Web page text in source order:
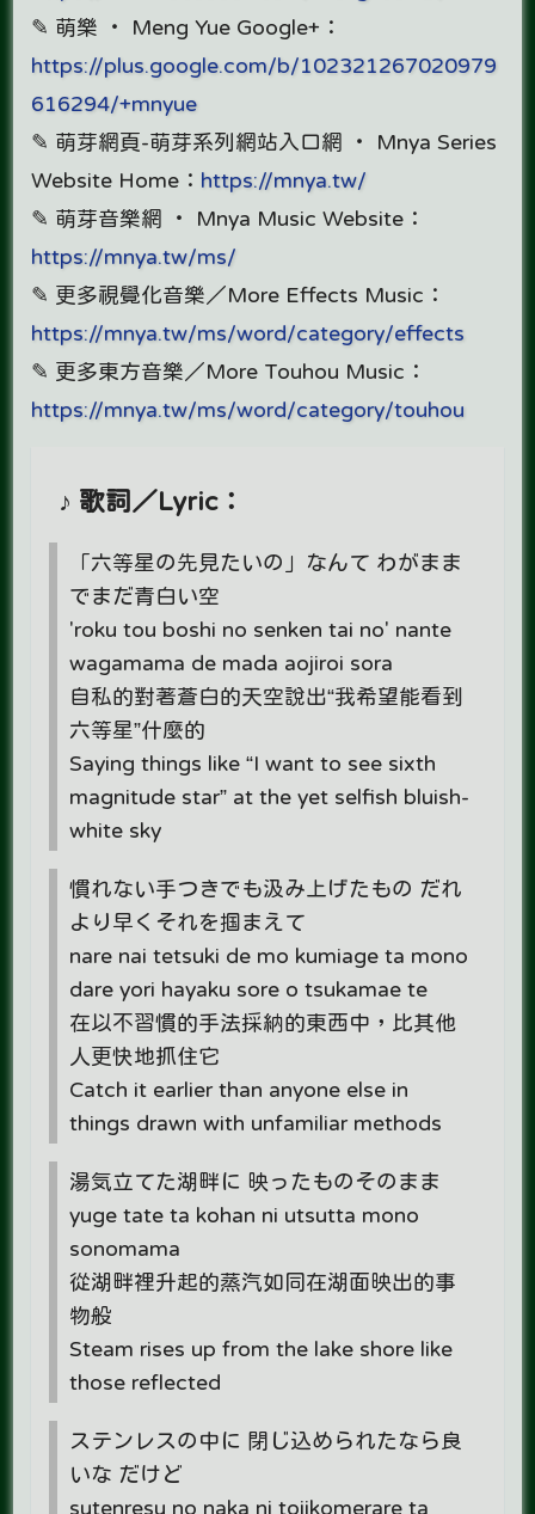
✎ 萌樂 ‧ Meng Yue Google+：
https://plus.google.com/b/102321267020979
616294/+mnyue
✎ 萌芽網頁-萌芽系列網站入口網 ‧ Mnya Series
Website Home： https://mnya.tw/
✎ 萌芽音樂網 ‧ Mnya Music Website：
https://mnya.tw/ms/
✎ 更多視覺化音樂／More Effects Music：
https://mnya.tw/ms/word/category/effects
✎ 更多東方音樂／More Touhou Music：
https://mnya.tw/ms/word/category/touhou
♪ 歌詞／Lyric：
「六等星の先見たいの」なんて わがまま
でまだ青白い空
'roku tou boshi no senken tai no' nante
wagamama de mada aojiroi sora
自私的對著蒼白的天空說出“我希望能看到
六等星”什麼的
Saying things like “I want to see sixth
magnitude star” at the yet selfish bluish-
white​ sky
慣れない手つきでも汲み上げたもの だれ
より早くそれを掴まえて
nare nai tetsuki de mo kumiage ta mono
dare yori hayaku sore o tsukamae te
在以不習慣的手法採納的東西中，比其他
人更快地抓住它
Catch it earlier than anyone else in
things drawn with unfamiliar methods
湯気立てた湖畔に 映ったものそのまま
yuge tate ta kohan ni utsutta mono
sonomama
從湖畔裡升起的蒸汽如同在湖面映出的事
物般
Steam rises up from the lake shore like
those reflected
ステンレスの中に 閉じ込められたなら良
いな だけど
sutenresu no naka ni tojikomerare ta